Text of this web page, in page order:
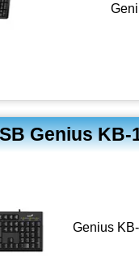
Genius KB-
Genius